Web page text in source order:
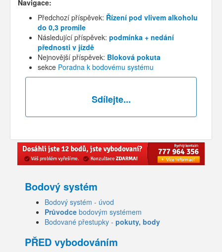
Navigace:
Předchozí příspěvek: Řízení pod vlivem alkoholu
do 0,3 promile
Následující příspěvek: podmínka + nedání
přednosti v jízdě
Nejnovější příspěvek: Bloková pokuta
sekce Poradna k bodovému systému
Sdílejte...
Bodový systém
Bodový systém - úvod
Průvodce bodovým systémem
Bodované přestupky - pokuty, body
PŘED vybodováním